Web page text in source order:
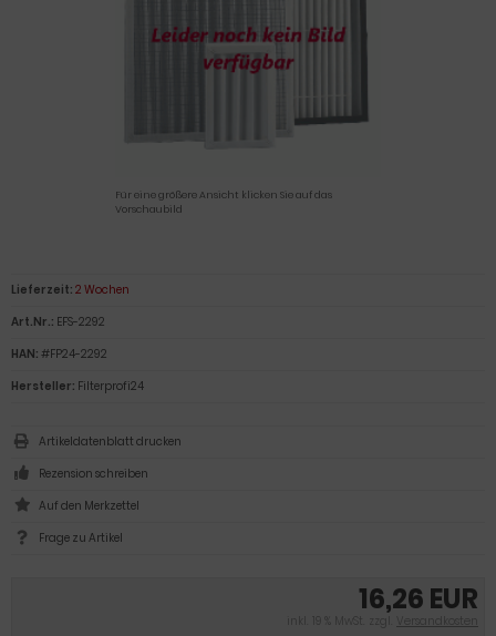
Für eine größere Ansicht klicken Sie auf das
Vorschaubild
16,26 EUR
inkl. 19 % MwSt. zzgl. Versandkosten
Lieferzeit: 2 Wochen
Art.Nr.: EFS-2292
HAN: #FP24-2292
Hersteller: Filterprofi24
Artikeldatenblatt drucken
Rezension schreiben
Frage zu Artikel